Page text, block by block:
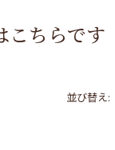
こちらです
並び替え